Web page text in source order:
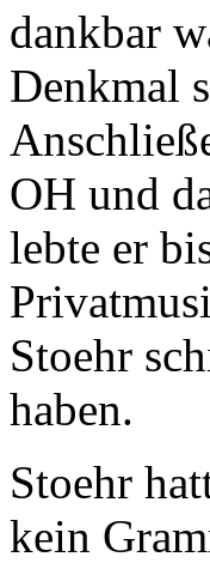
dankbar
Denkmal
OH und
lebte er
Stoehr
haben.
Stoehr
kein